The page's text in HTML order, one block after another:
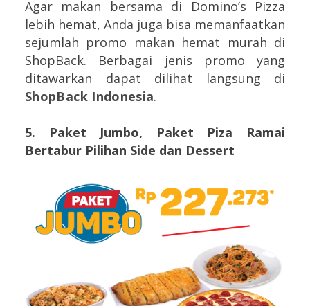
Agar makan bersama di Domino’s Pizza
lebih hemat, Anda juga bisa memanfaatkan
sejumlah promo makan hemat murah di
ShopBack. Berbagai jenis promo yang
ditawarkan dapat dilihat langsung di
ShopBack Indonesia.
5. Paket Jumbo, Paket Piza Ramai
Bertabur Pilihan Side dan Dessert